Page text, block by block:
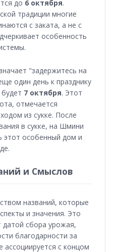
до 6 октября.
традиции многие
с заката, а не с
особенность
"задержитесь на
один день к празднику
7 октября. Этот
отмечается
из сукке. После
в сукке, на Шмини
этот особенный дом и
и Смыслов
названий, которые
и значения. Это
сбора урожая,
благодарности за
с концом